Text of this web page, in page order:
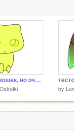
я люблю кошек, но очень плохо рисую их, ха-ха
by